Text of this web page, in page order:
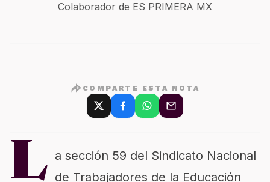
Colaborador de ES PRIMERA MX
COMPARTE ESTA NOTA
L a sección 59 del Sindicato Nacional
de Trabajadores de la Educación